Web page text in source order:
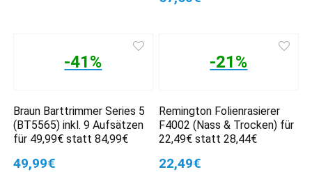
-41%
Braun Barttrimmer Series 5
(BT5565) inkl. 9 Aufsätzen
für 49,99€ statt 84,99€
49,99€
-21%
Remington Folienrasierer
F4002 (Nass & Trocken) für
22,49€ statt 28,44€
22,49€